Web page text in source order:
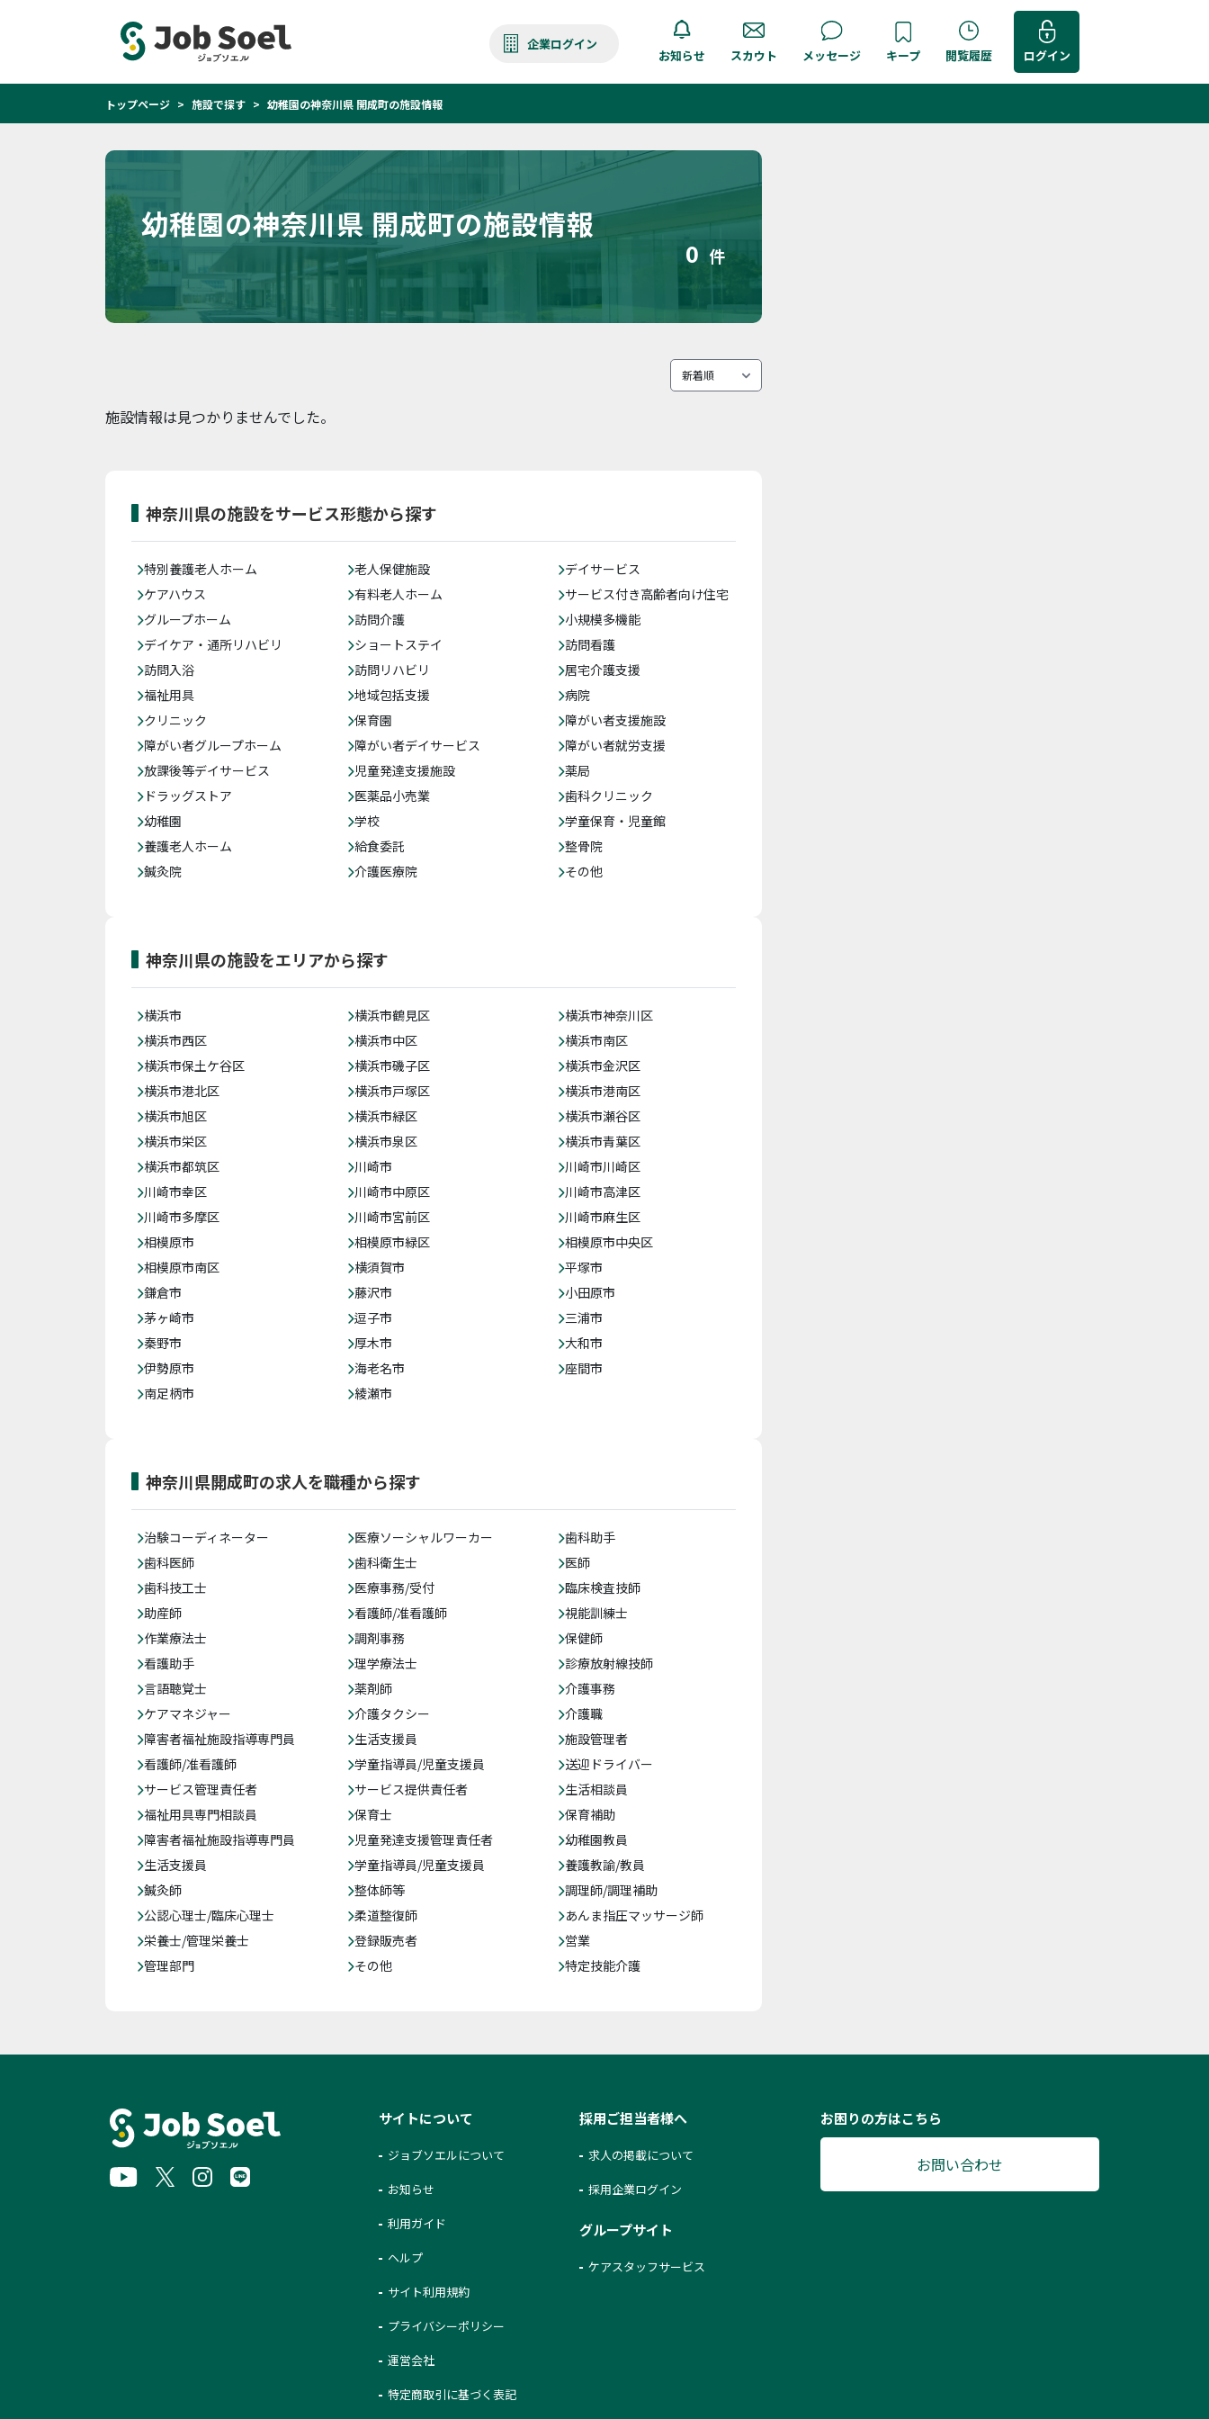
企業ログイン
お知らせ スカウト メッセージ キープ 閲覧履歴 ログイン
トップページ 施設で探す 幼稚園の神奈川県 開成町の施設情報
幼稚園の神奈川県 開成町の施設情報
0 件
施設情報は見つかりませんでした。
神奈川県の施設をサービス形態から探す
特別養護老人ホーム 老人保健施設
デイサービス
ケアハウス
有料老人ホーム
サービス付き高齢者向け住宅
グループホーム
訪問介護
小規模多機能
デイケア・通所リハビリ
ショートステイ
訪問看護
訪問入浴
訪問リハビリ
居宅介護支援
福祉用具
地域包括支援
病院
クリニック
保育園
障がい者支援施設
障がい者グループホーム
障がい者デイサービス
障がい者就労支援
放課後等デイサービス
児童発達支援施設
薬局
ドラッグストア
医薬品小売業
歯科クリニック
幼稚園
学校
学童保育・児童館
養護老人ホーム
給食委託
整骨院
鍼灸院
介護医療院 その他
神奈川県の施設をエリアから探す
横浜市 横浜市鶴見区
横浜市神奈川区
横浜市西区
横浜市中区
横浜市南区
横浜市保土ケ谷区
横浜市磯子区
横浜市金沢区
横浜市港北区
横浜市戸塚区
横浜市港南区
横浜市旭区
横浜市緑区
横浜市瀬谷区
横浜市栄区
横浜市泉区
横浜市青葉区
横浜市都筑区
川崎市
川崎市川崎区
川崎市幸区
川崎市中原区
川崎市高津区
川崎市多摩区
川崎市宮前区
川崎市麻生区
相模原市
相模原市緑区
相模原市中央区
相模原市南区
横須賀市
平塚市
鎌倉市
藤沢市
小田原市
茅ヶ崎市
逗子市
三浦市
秦野市
厚木市
大和市
伊勢原市
海老名市
座間市
南足柄市
綾瀬市
神奈川県開成町の求人を職種から探す
治験コーディネーター 医療ソーシャルワーカー
歯科助手
歯科医師
歯科衛生士
医師
歯科技工士
医療事務/受付
臨床検査技師
助産師
看護師/准看護師
視能訓練士
作業療法士
調剤事務
保健師
看護助手
理学療法士
診療放射線技師
言語聴覚士
薬剤師
介護事務
ケアマネジャー
介護タクシー
介護職
障害者福祉施設指導専門員
生活支援員
施設管理者
看護師/准看護師
学童指導員/児童支援員
送迎ドライバー
サービス管理責任者
サービス提供責任者
生活相談員
福祉用具専門相談員
保育士
保育補助
障害者福祉施設指導専門員
児童発達支援管理責任者
幼稚園教員
生活支援員
学童指導員/児童支援員
養護教諭/教員
鍼灸師
整体師等
調理師/調理補助
公認心理士/臨床心理士
柔道整復師
あんま指圧マッサージ師
栄養士/管理栄養士
登録販売者
営業
管理部門
その他 特定技能介護
サイトについて
ジョブソエルについて
お知らせ
利用ガイド
ヘルプ
サイト利用規約
プライバシーポリシー
運営会社
特定商取引に基づく表記
採用ご担当者様へ
求人の掲載について
採用企業ログイン
グループサイト
ケアスタッフサービス
お困りの方はこちら
お問い合わせ